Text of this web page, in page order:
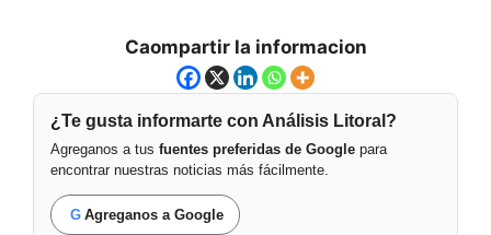
Caompartir la informacion
¿Te gusta informarte con Análisis Litoral?
Agreganos a tus fuentes preferidas de Google para
encontrar nuestras noticias más fácilmente.
G Agreganos a Google